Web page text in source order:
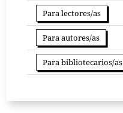
Para lectores/as
Para autores/as
Para bibliotecarios/as